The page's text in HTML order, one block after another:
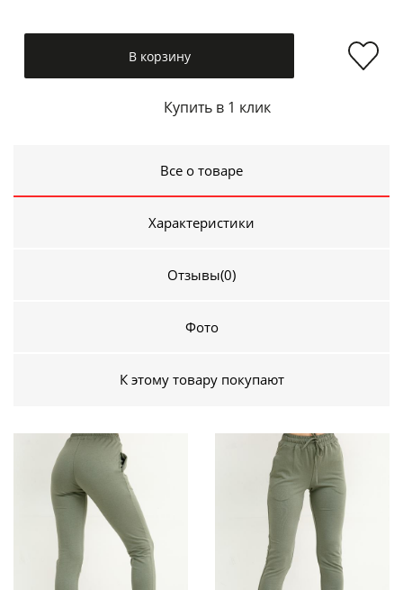
В корзину
Купить в 1 клик
Все о товаре
Характеристики
Отзывы(0)
Фото
К этому товару покупают